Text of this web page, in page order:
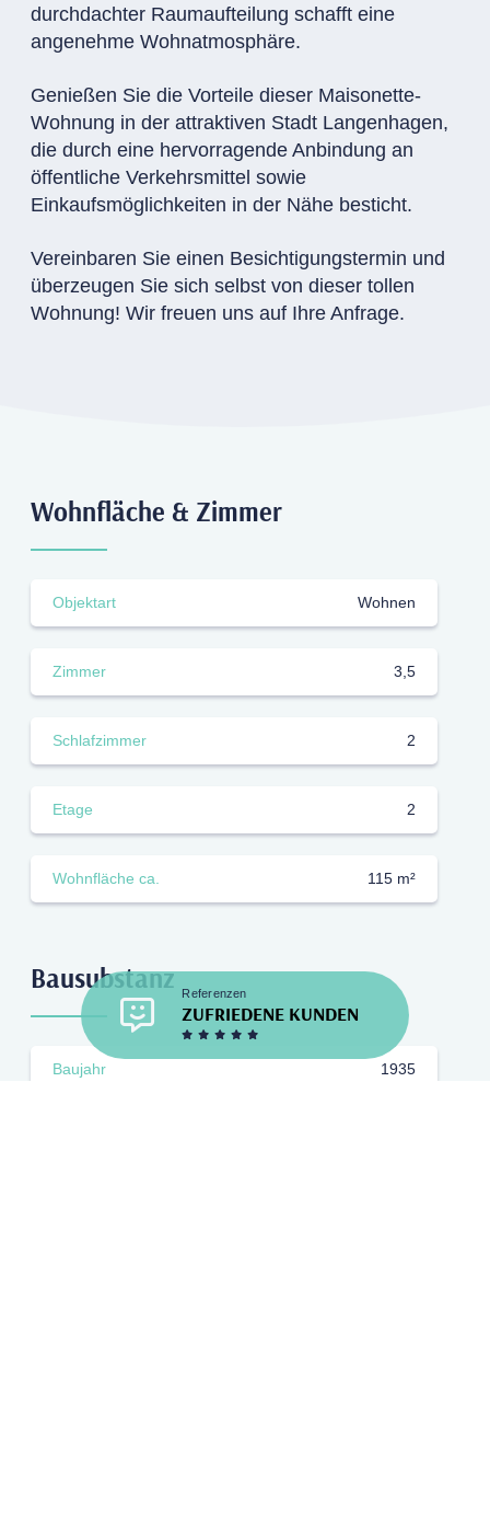
Referenzen
ZUFRIEDENE KUNDEN
durchdachter Raumaufteilung schafft eine
angenehme Wohnatmosphäre.
Genießen Sie die Vorteile dieser Maisonette-
Wohnung in der attraktiven Stadt Langenhagen,
die durch eine hervorragende Anbindung an
öffentliche Verkehrsmittel sowie
Einkaufsmöglichkeiten in der Nähe besticht.
Vereinbaren Sie einen Besichtigungstermin und
überzeugen Sie sich selbst von dieser tollen
Wohnung! Wir freuen uns auf Ihre Anfrage.
Wohnfläche & Zimmer
Objektart Wohnen
Zimmer 3,5
Schlafzimmer 2
Etage 2
Wohnfläche ca. 115 m²
Bausubstanz
Baujahr 1935